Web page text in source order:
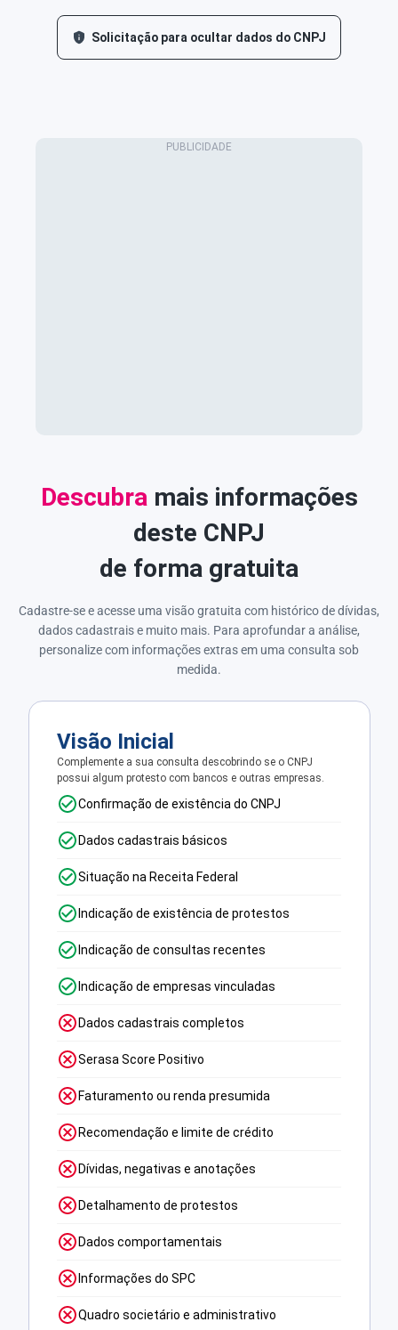
Solicitação para ocultar dados do CNPJ
Descubra mais informações
deste CNPJ
de forma gratuita
Cadastre-se e acesse uma visão gratuita com histórico de dívidas,
dados cadastrais e muito mais. Para aprofundar a análise,
personalize com informações extras em uma consulta sob
medida.
Visão Inicial
Complemente a sua consulta descobrindo se o CNPJ
possui algum protesto com bancos e outras empresas.
Confirmação de existência do CNPJ
Dados cadastrais básicos
Situação na Receita Federal
Indicação de existência de protestos
Indicação de consultas recentes
Indicação de empresas vinculadas
Dados cadastrais completos
Serasa Score Positivo
Faturamento ou renda presumida
Recomendação e limite de crédito
Dívidas, negativas e anotações
Detalhamento de protestos
Dados comportamentais
Informações do SPC
Quadro societário e administrativo